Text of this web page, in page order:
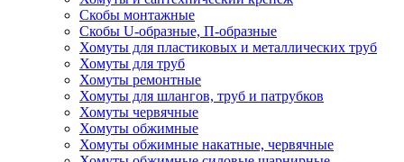
Скобы монтажные
Скобы U-образные, П-образные
Хомуты для пластиковых и металлических труб
Хомуты для труб
Хомуты ремонтные
Хомуты для шлангов, труб и патрубков
Хомуты червячные
Хомуты обжимные
Хомуты обжимные накатные, червячные